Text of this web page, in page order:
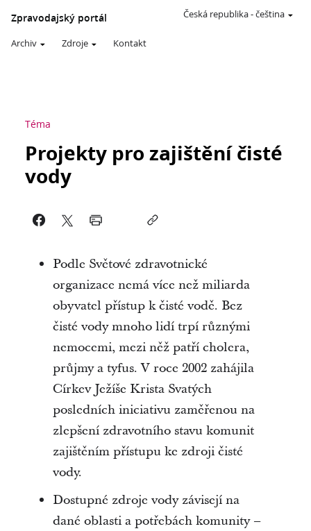
Zpravodajský portál
Archiv Zdroje Kontakt
Česká republika-čeština
Téma
Projekty pro zajištění čisté
vody
Podle Světové zdravotnické
organizace nemá více než miliarda
obyvatel přístup k čisté vodě. Bez
čisté vody mnoho lidí trpí různými
nemocemi, mezi něž patří cholera,
průjmy a tyfus. V roce 2002 zahájila
Církev Ježíše Krista Svatých
posledních iniciativu zaměřenou na
zlepšení zdravotního stavu komunit
zajištěním přístupu ke zdroji čisté
vody.
Dostupné zdroje vody závisejí na
dané oblasti a potřebách komunity –